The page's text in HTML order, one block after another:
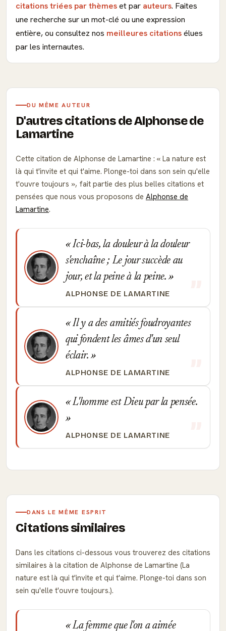
citations triées par thèmeset par auteurs. Faites
une recherche sur un mot-clé ou une expression
entière, ou consultez nos meilleures citationsélues
par les internautes.
DU MÊME AUTEUR
D'autres citations de Alphonse de
Lamartine
Cette citation de Alphonse de Lamartine :
La nature est
là qui t'invite et qui t'aime. Plonge-toi dans son sein qu'elle
t'ouvre toujours
, fait partie des plus belles citations et
pensées que nous vous proposons de Alphonse de
Lamartine.
Ici-bas, la douleur à la douleur
s'enchaîne ; Le jour succède au
jour, et la peine à la peine.
ALPHONSE DE LAMARTINE
Il y a des amitiés foudroyantes
qui fondent les âmes d'un seul
éclair.
ALPHONSE DE LAMARTINE
L'homme est Dieu par la pensée.
ALPHONSE DE LAMARTINE
DANS LE MÊME ESPRIT
Citations similaires
Dans les citations ci-dessous vous trouverez des citations
similaires à la citation de Alphonse de Lamartine (La
nature est là qui t'invite et qui t'aime. Plonge-toi dans son
sein qu'elle t'ouvre toujours.).
La femme que l'on a aimée